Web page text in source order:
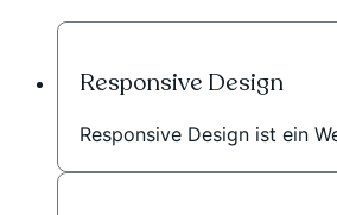
Responsive Design
Responsive Design ist ein